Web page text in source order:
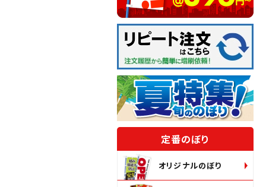
定番のぼり
オリジナルのぼり